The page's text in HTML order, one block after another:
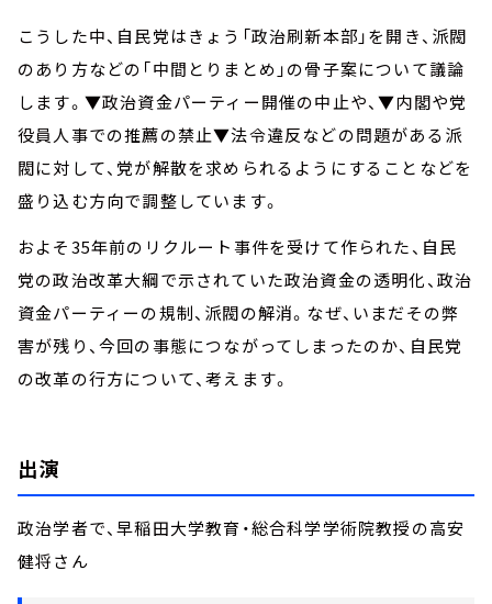
こうした中、自民党はきょう「政治刷新本部」を開き、派閥
のあり方などの「中間とりまとめ」の骨子案について議論
します。▼政治資金パーティー開催の中止や、▼内閣や党
役員人事での推薦の禁止▼法令違反などの問題がある派
閥に対して、党が解散を求められるようにすることなどを
盛り込む方向で調整しています。
およそ35年前のリクルート事件を受けて作られた、自民
党の政治改革大綱で示されていた政治資金の透明化、政治
資金パーティーの規制、派閥の解消。なぜ、いまだその弊
害が残り、今回の事態につながってしまったのか、自民党
の改革の行方について、考えます。
出演
政治学者で、早稲田大学教育・総合科学学術院教授の高安
健将さん